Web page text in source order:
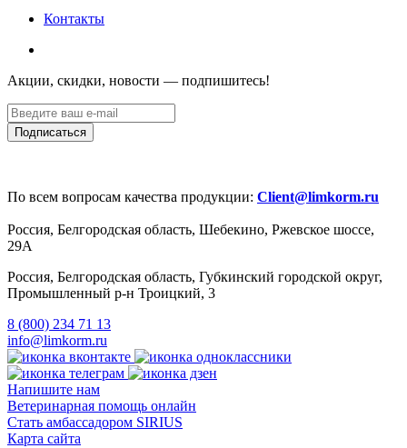
Контакты
Акции, скидки, новости — подпишитесь!
По всем вопросам качества продукции: Client@limkorm.ru
Россия, Белгородская область, Шебекино, Ржевское шоссе,
29А
Россия, Белгородская область, Губкинский городской округ,
Промышленный р-н Троицкий, 3
8 (800) 234 71 13
info@limkorm.ru
Напишите нам
Ветеринарная помощь онлайн
Стать амбассадором SIRIUS
Карта сайта